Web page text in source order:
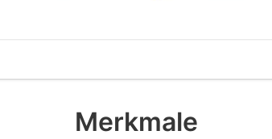
Merkmale